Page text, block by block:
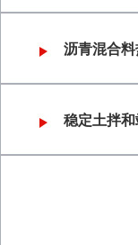
沥青混合
稳定土拌和